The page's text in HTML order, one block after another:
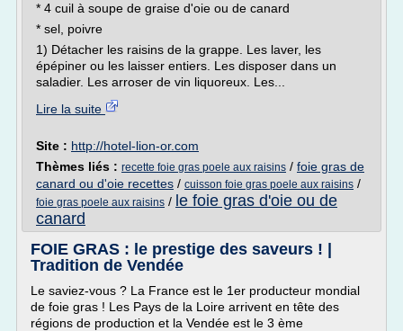
* 4 cuil à soupe de graise d'oie ou de canard
* sel, poivre
1) Détacher les raisins de la grappe. Les laver, les
épépiner ou les laisser entiers. Les disposer dans un
saladier. Les arroser de vin liquoreux. Les...
Lire la suite
Site : http://hotel-lion-or.com
Thèmes liés : recette foie gras poele aux raisins / foie gras de
canard ou d'oie recettes / cuisson foie gras poele aux raisins /
foie gras poele aux raisins / le foie gras d'oie ou de
canard
FOIE GRAS : le prestige des saveurs ! |
Tradition de Vendée
Le saviez-vous ? La France est le 1er producteur mondial
de foie gras ! Les Pays de la Loire arrivent en tête des
régions de production et la Vendée est le 3 ème